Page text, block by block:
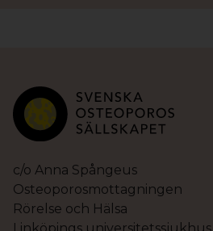
c/o Anna Spångeus
Osteoporosmottagningen
Rörelse och Hälsa